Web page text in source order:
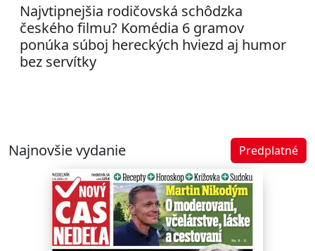
Najvtipnejšia rodičovská schôdzka
českého filmu? Komédia 6 gramov
ponúka súboj hereckých hviezd aj humor
bez servítky
Najnovšie vydanie Predplatné